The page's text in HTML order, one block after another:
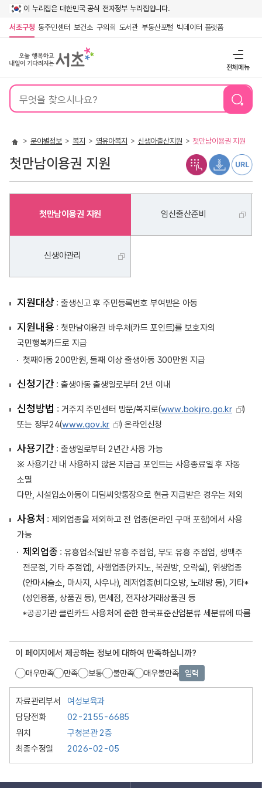
이 누리집은 대한민국 공식 전자정부 누리집입니다.
서초구청 동주민센터 보건소 구의회 도서관 부동산포털 빅데이터 플랫폼
전체메뉴
통
검
분야별정보 복지 영유아복지 신생아출산지원 첫만남이용권 지원
첫만남이용권 지원
첫만남이용권 지원 임신출산준비
신생아관리
지원대상: 출생신고 후 주민등록번호 부여받은 아동
지원내용 : 첫만남이용권 바우처(카드 포인트)를 보호자의
국민행복카드로 지급
첫째아동 200만원, 둘째 이상 출생아동 300만원 지급
신청기간: 출생아동 출생일로부터 2년 이내
신청방법 : 거주지 주민센터 방문/복지로(www.bokjiro.go.kr
)
또는 정부24(www.gov.kr ) 온라인신청
사용기간: 출생일로부터 2년간 사용 가능
※ 사용기간 내 사용하지 않은 지급금 포인트는 사용종료일 후 자동
소멸
다만, 시설입소아동이 디딤씨앗통장으로 현금 지급받은 경우는 제외
사용처 : 제외업종을 제외하고 전 업종(온라인 구매 포함)에서 사용
가능
제외업종 : 유흥업소(일반 유흥 주점업, 무도 유흥 주점업, 생맥주
전문점, 기타 주점업), 사행업종(카지노, 복권방, 오락실), 위생업종
(안마시술소, 마사지, 사우나), 레저업종(비디오방, 노래방 등), 기타*
(성인용품, 상품권 등), 면세점, 전자상거래상품권 등
*공공기관 클린카드 사용처에 준한 한국표준산업분류 세분류에 따름
이 페이지에서 제공하는 정보에 대하여 만족하십니까?
매우만족 만족 보통 불만족 매우불만족 입력
자료관리부서
여성보육과
담당전화
02-2155-6685
위치
구청본관 2층
최종수정일
2026-02-05